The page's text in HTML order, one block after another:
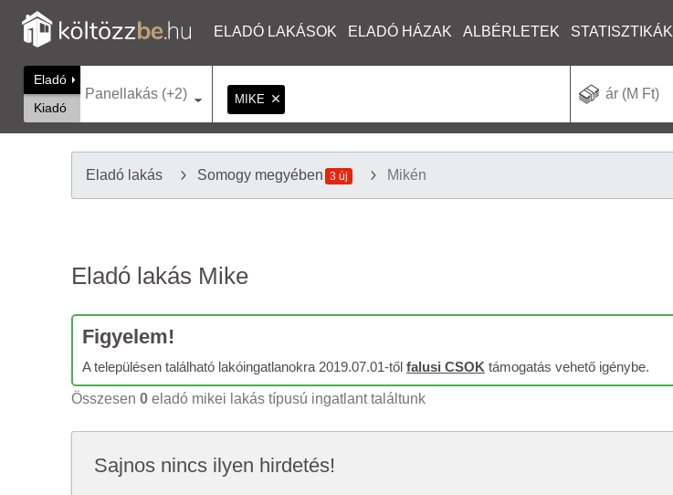
ELADÓ LAKÁSOK ELADÓ HÁZAK ALBÉRLETEK STATISZTIKÁK
Eladó
Kiadó
Panellakás (+2) MIKE ár (M Ft)
Eladó lakás Somogy megyében 3 új Mikén
Eladó lakás Mike
Figyelem!
A településen található lakóingatlanokra 2019.07.01-től falusi CSOK támogatás vehető igénybe.
Összesen 0 eladó mikei lakás típusú ingatlant találtunk
Sajnos nincs ilyen hirdetés!